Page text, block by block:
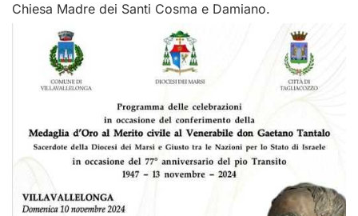
Chiesa Madre dei Santi Cosma e Damiano.